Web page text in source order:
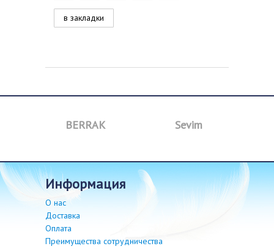
в закладки
BERRAK Sevim
информация
О нас
Доставка
Оплата
Преимущества сотрудничества